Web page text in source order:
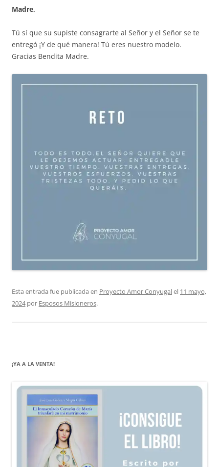
Madre,
Tú sí que su supiste consagrarte al Señor y el Señor se te
entregó ¡Y de qué manera! Tú eres nuestro modelo.
Gracias Bendita Madre.
Esta entrada fue publicada en Proyecto Amor Conyugalel 11 mayo,
2024por Esposos Misioneros.
¡YA A LA VENTA!